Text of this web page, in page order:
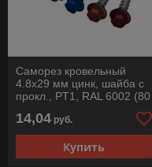
Саморез кровельный
4.8х29 мм цинк, шайба с
прокл., PT1, RAL 6002 (80
шт в пласт. конт.) STARFIX
14,04 руб.
Купить